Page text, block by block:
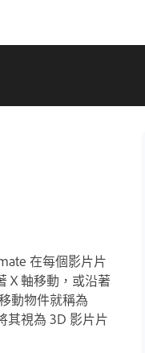
在每個影片片
X 軸移動，或沿著
動物件就稱為
其視為 3D 影片片